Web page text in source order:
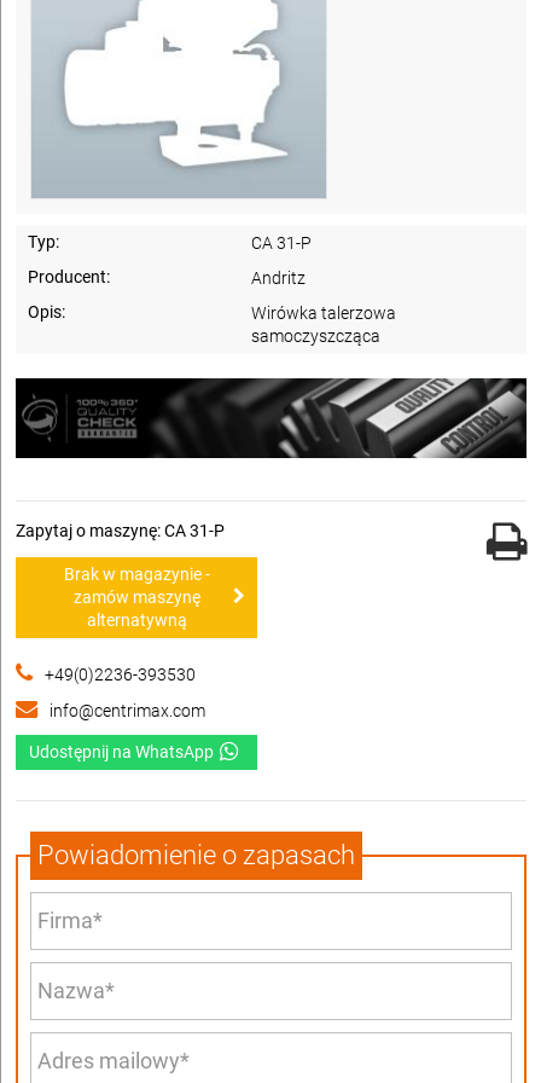
Typ:
CA 31-P
Producent:
Andritz
Opis:
Wirówka talerzowa
samoczyszcząca
Zapytaj o maszynę: CA 31-P
Brak w magazynie -
zamów maszynę
alternatywną
+49(0)2236-393530
info@centrimax.com
Udostępnij na WhatsApp
Powiadomienie o zapasach